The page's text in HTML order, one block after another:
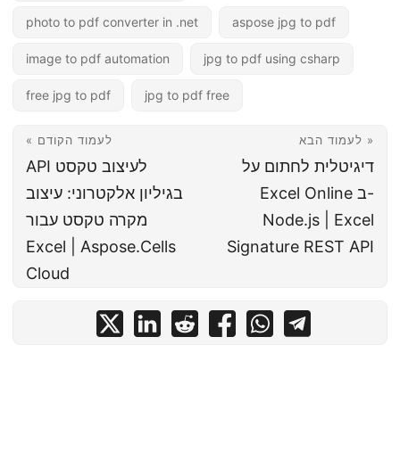
photo to pdf converter in .net aspose jpg to pdf
image to pdf automation jpg to pdf using csharp
free jpg to pdf jpg to pdf free
« לעמוד הקודם
API לעיצוב טקסט
בגיליון אלקטרוני: עיצוב
מקרה טקסט עבור
Excel | Aspose.Cells
Cloud
לעמוד הבא »
דיגיטלית לחתום על
Excel Online ב-
Node.js | Excel
Signature REST API